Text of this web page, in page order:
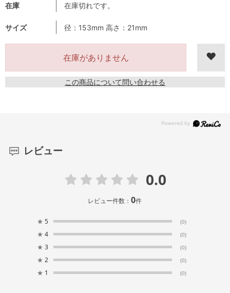
在庫 在庫切れです。
サイズ 径：153mm 高さ：21mm
在庫がありません
この商品について問い合わせる
レビュー
0.0
レビュー件数：0件
★ 5 (0)
★ 4 (0)
★ 3 (0)
★ 2 (0)
★ 1 (0)